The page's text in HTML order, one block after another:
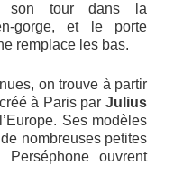
son tour dans la
gorge, et le porte
remplace les bas.
on trouve à partir
à Paris parJulius
Ses modèles
nombreuses petites
ouvrent